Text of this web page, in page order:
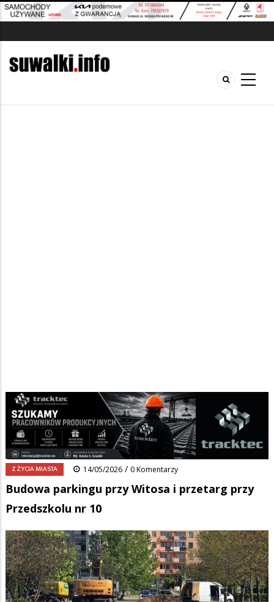
Ścieżka
nawigacyjna
Strona główna Wiadomości/Z życia miasta/
Budowa parkingu przy Witosa i przetarg przy Przedszkolu nr 10
FacebookPinterest Tumblr
0 Reddit Share
Z ŻYCIA MIASTA 14/05/2026 / 0 Komentarzy
Budowa parkingu przy Witosa i przetarg przy
Przedszkolu nr 10